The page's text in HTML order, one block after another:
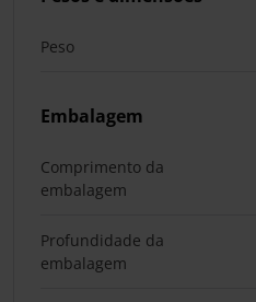
Peso
Embalagem
Comprimento da
embalagem
Profundidade da
embalagem